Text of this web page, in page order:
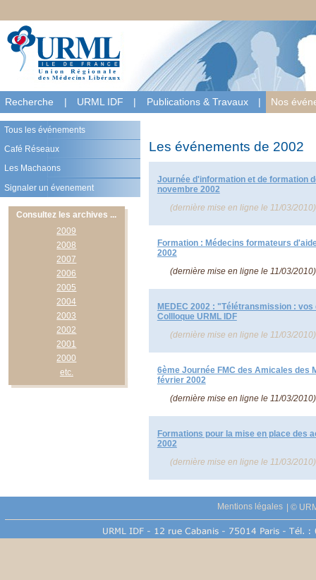
Recherche | URML IDF | Publications & Travaux | Nos
Les événements de 2002
Journée d'information et de formation
novembre 2002
(dernière mise en ligne le 11/03/2010)
Formation : Médecins formateurs
2002
(dernière mise en ligne le 11/03/2010)
MEDEC 2002 : "Télétransmission :
Collloque URML IDF
(dernière mise en ligne le 11/03/2010)
6ème Journée FMC des Amicales des
février 2002
(dernière mise en ligne le 11/03/2010)
Formations pour la mise en place des
2002
(dernière mise en ligne le 11/03/2010)
Tous les événements
Café Réseaux
Les Machaons
Signaler un évenement
Consultez les archives ...
2009
2008
2007
2006
2005
2004
2003
2002
2001
2000
etc.
Mentions légales | ©